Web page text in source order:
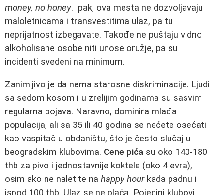
money, no honey. Ipak, ova mesta ne dozvoljavaju
maloletnicama i transvestitima ulaz, pa tu
neprijatnost izbegavate. Takođe ne puštaju vidno
alkoholisane osobe niti unose oružje, pa su
incidenti svedeni na minimum.
Zanimljivo je da nema starosne diskriminacije. Ljudi
sa sedom kosom i u zrelijim godinama su sasvim
regularna pojava. Naravno, dominira mlađa
populacija, ali sa 35 ili 40 godina se nećete osećati
kao vaspitač u obdaništu, što je često slučaj u
beogradskim klubovima. Cene pića su oko 140-180
thb za pivo i jednostavnije koktele (oko 4 evra),
osim ako ne naletite na happy hourkada padnu i
ispod 100 thb. Ulaz se ne plaća. Pojedini klubovi,